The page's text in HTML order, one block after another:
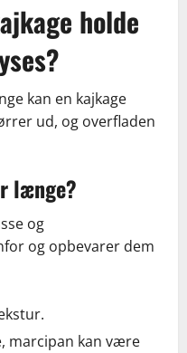
holde
kan en kajkage
ud, og overfladen
længe?
og
og opbevarer dem
marcipan kan være